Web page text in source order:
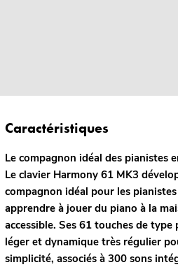
Caractéristiques
Le compagnon idéal des pianistes
Le clavier Harmony 61 MK3
compagnon idéal pour les
apprendre à jouer du piano à la
accessible. Ses 61 touches de
léger et dynamique très régulier
simplicité, associés à 300 sons